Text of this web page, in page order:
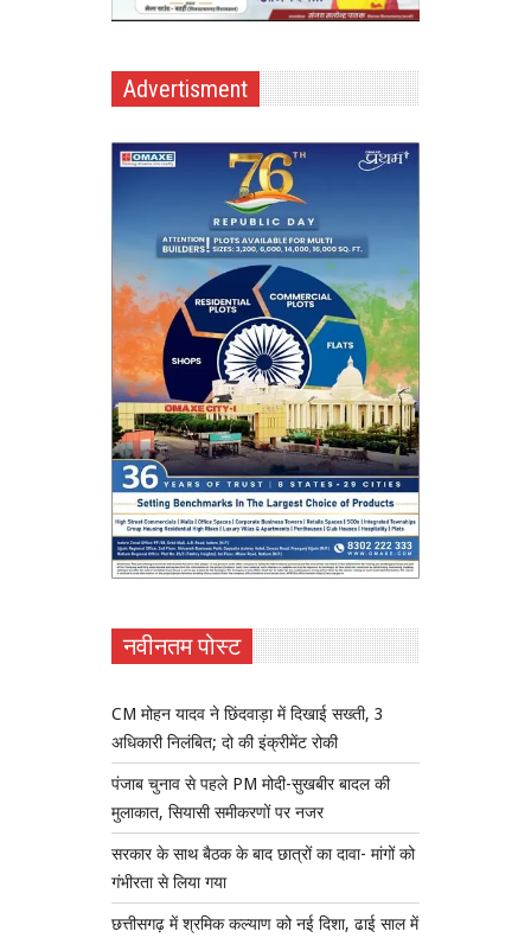
Advertisment
नवीनतम पोस्ट
CM मोहन यादव ने छिंदवाड़ा में दिखाई सख्ती, 3
अधिकारी निलंबित; दो की इंक्रीमेंट रोकी
पंजाब चुनाव से पहले PM मोदी-सुखबीर बादल की
मुलाकात, सियासी समीकरणों पर नजर
सरकार के साथ बैठक के बाद छात्रों का दावा- मांगों को
गंभीरता से लिया गया
छत्तीसगढ़ में श्रमिक कल्याण को नई दिशा, ढाई साल में